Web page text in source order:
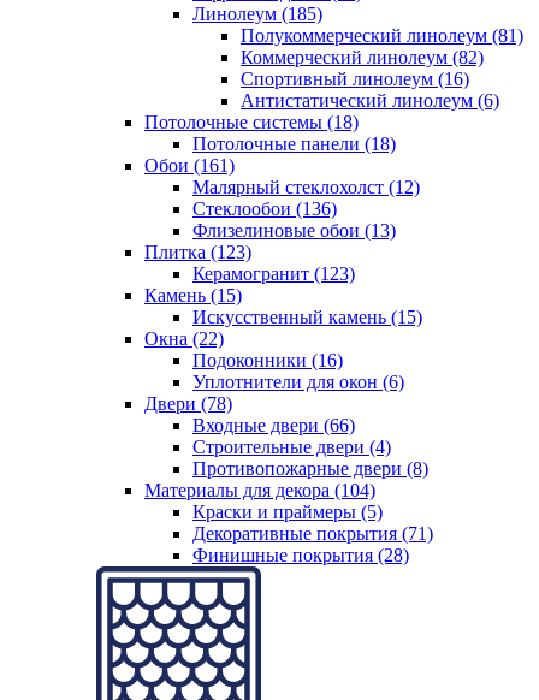
Линолеум (185)
Полукоммерческий линолеум (81)
Коммерческий линолеум (82)
Спортивный линолеум (16)
Антистатический линолеум (6)
Потолочные системы (18)
Потолочные панели (18)
Обои (161)
Малярный стеклохолст (12)
Стеклообои (136)
Флизелиновые обои (13)
Плитка (123)
Керамогранит (123)
Камень (15)
Искусственный камень (15)
Окна (22)
Подоконники (16)
Уплотнители для окон (6)
Двери (78)
Входные двери (66)
Строительные двери (4)
Противопожарные двери (8)
Материалы для декора (104)
Краски и праймеры (5)
Декоративные покрытия (71)
Финишные покрытия (28)